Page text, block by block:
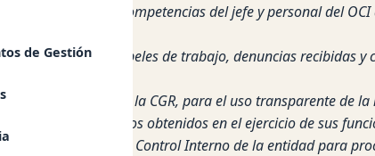
de Gestión
y desarrollo de competencias del jefe y personal del
papeles de trabajo, denuncias recibidas
informáticos en la CGR, para el uso transparente de
y los resultados obtenidos en el ejercicio de sus
del sistema de Control Interno de la entidad para